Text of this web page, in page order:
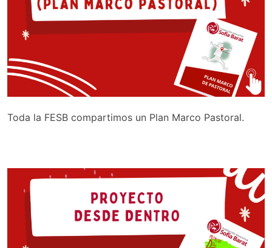
Toda la FESB compartimos un Plan Marco Pastoral.